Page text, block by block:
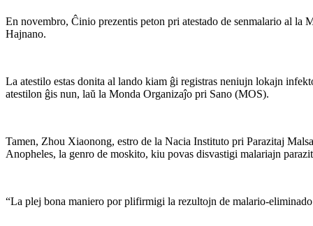
En novembro, Ĉinio prezentis peton pri atestado de senmalario al
Hajnano.
La atestilo estas donita al lando kiam ĝi registras neniujn lokajn
atestilon ĝis nun, laŭ la Monda Organizaĵo pri Sano (MOS).
Tamen, Zhou Xiaonong, estro de la Nacia Instituto pri Parazitaj
Anopheles, la genro de moskito, kiu povas disvastigi malariajn
“La plej bona maniero por plifirmigi la rezultojn de malario-